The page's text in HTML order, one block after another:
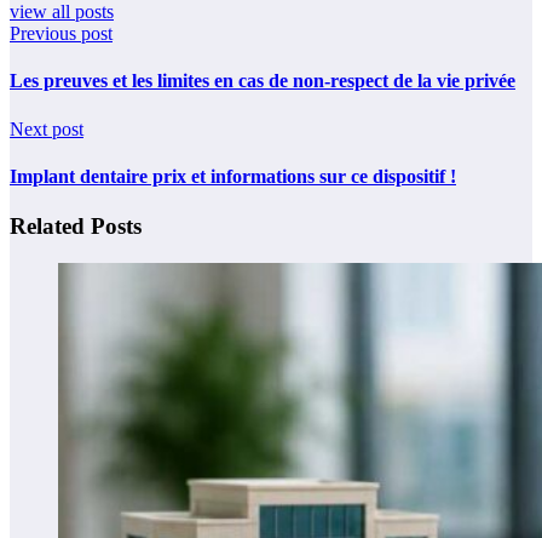
view all posts
Previous post
Les preuves et les limites en cas de non-respect de la vie privée
Next post
Implant dentaire prix et informations sur ce dispositif !
Related Posts